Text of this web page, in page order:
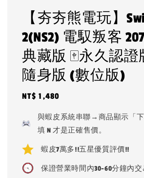
【夯夯熊電玩】
2(NS2) 電馭叛客
典藏版 🀄永久認
隨身版 (數位版)
Regular
NT$ 1,480
與蝦皮系統串聯→商品顯示「
填 N 才是正確售價。
蝦皮7萬多!!五星優質評價!!
保證營業時間內30-60分鐘內